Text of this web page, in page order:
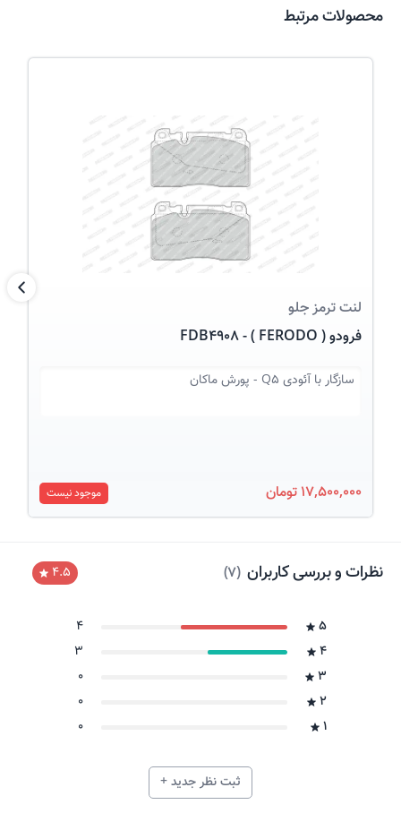
محصولات مرتبط
عکس کالا
لنت ترمزجلو
فرودو ( FERODO ) - FDB4908
سازگار باآئودی Q5 - پورش ماکان
17,500,000 تومان موجود نیست
نظرات و بررسی کاربران (
7
)
4.5
5
4
4
3
3
0
2
0
1
0
ثبت نظر جدید +